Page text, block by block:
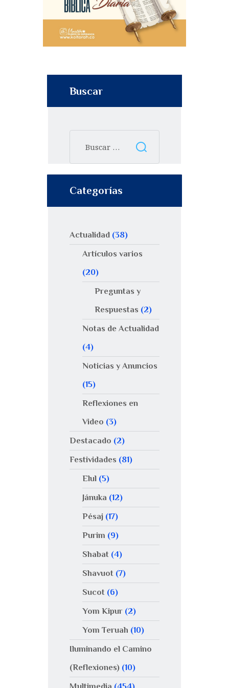
Buscar
Categorías
Actualidad (38)
Artículos varios
(20)
Preguntas y
Respuestas (2)
Notas de Actualidad
(4)
Noticias y Anuncios
(15)
Reflexiones en
Video (3)
Destacado (2)
Festividades (81)
Elul(5)
Jánuka (12)
Pésaj(17)
Purim (9)
Shabat(4)
Shavuot(7)
Sucot(6)
Yom Kipur(2)
Yom Teruah (10)
Iluminando el Camino
(Reflexiones) (10)